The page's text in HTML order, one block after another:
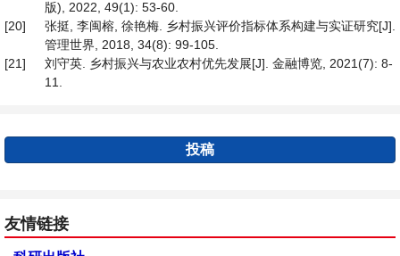
版), 2022, 49(1): 53-60.
[20]
张挺, 李闽榕, 徐艳梅. 乡村振兴评价指标体系构建与实证研究[J].
管理世界, 2018, 34(8): 99-105.
[21]
刘守英. 乡村振兴与农业农村优先发展[J]. 金融博览, 2021(7): 8-
11.
投稿
友情链接